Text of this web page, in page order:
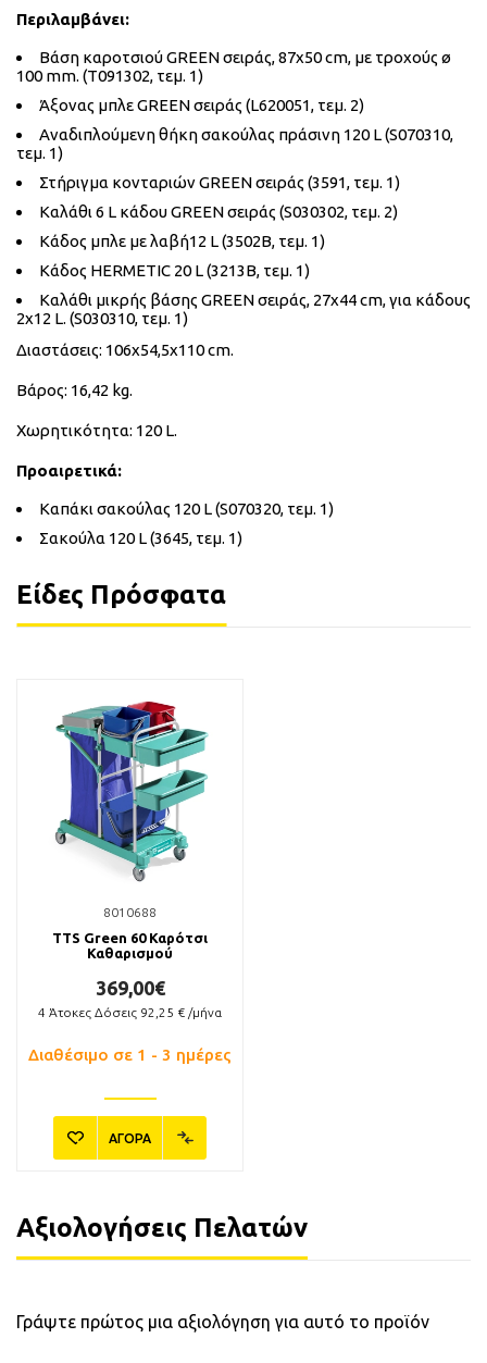
Περιλαμβάνει:
Βάση καροτσιού GREEN σειράς, 87x50 cm, με τροχούς ø
100 mm. (T091302, τεμ. 1)
Άξονας μπλε GREEN σειράς (L620051, τεμ. 2)
Αναδιπλούμενη θήκη σακούλας πράσινη 120 L (S070310,
τεμ. 1)
Στήριγμα κονταριών GREEN σειράς (3591, τεμ. 1)
Καλάθι 6 L κάδου GREEN σειράς (S030302, τεμ. 2)
Κάδος μπλε με λαβή12 L (3502B, τεμ. 1)
Κάδος HERMETIC 20 L (3213B, τεμ. 1)
Καλάθι μικρής βάσης GREEN σειράς, 27x44 cm, για κάδους
2x12 L. (S030310, τεμ. 1)
Διαστάσεις: 106x54,5x110 cm.
Βάρος: 16,42 kg.
Χωρητικότητα: 120 L.
Προαιρετικά:
Καπάκι σακούλας 120 L (S070320, τεμ. 1)
Σακούλα 120 L (3645, τεμ. 1)
Είδες Πρόσφατα
8010688
TTS Green 60 Καρότσι
Καθαρισμού
369,00€
4 Άτοκες Δόσεις 92,25 € /μήνα
Διαθέσιμο σε 1 - 3 ημέρες
ΑΓΟΡΑ
Αξιολογήσεις Πελατών
Γράψτε πρώτος μια αξιολόγηση για αυτό το προϊόν